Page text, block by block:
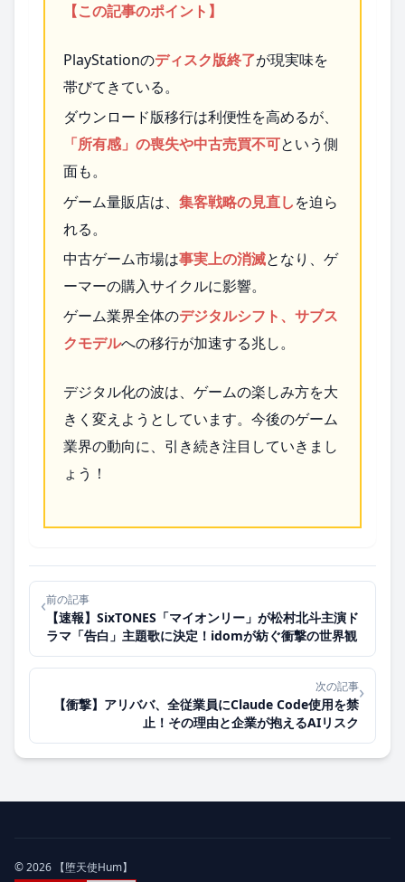
【この記事のポイント】
PlayStationのディスク版終了が現実味を
帯びてきている。
ダウンロード版移行は利便性を高めるが、
「所有感」の喪失や中古売買不可という側
面も。
ゲーム量販店は、 集客戦略の見直しを迫ら
れる。
中古ゲーム市場は事実上の消滅となり、ゲ
ーマーの購入サイクルに影響。
ゲーム業界全体のデジタルシフト、サブス
クモデルへの移行が加速する兆し。
デジタル化の波は、ゲームの楽しみ方を大
きく変えようとしています。今後のゲーム
業界の動向に、引き続き注目していきまし
ょう！
‹前の記事
【速報】SixTONES「マイオンリー」が松村北斗主演ド
ラマ「告白」主題歌に決定！idomが紡ぐ衝撃の世界観
次の記事
【衝撃】アリババ、全従業員にClaude Code使用を禁
止！その理由と企業が抱えるAIリスク
›
© 2026 【堕天使Hum】